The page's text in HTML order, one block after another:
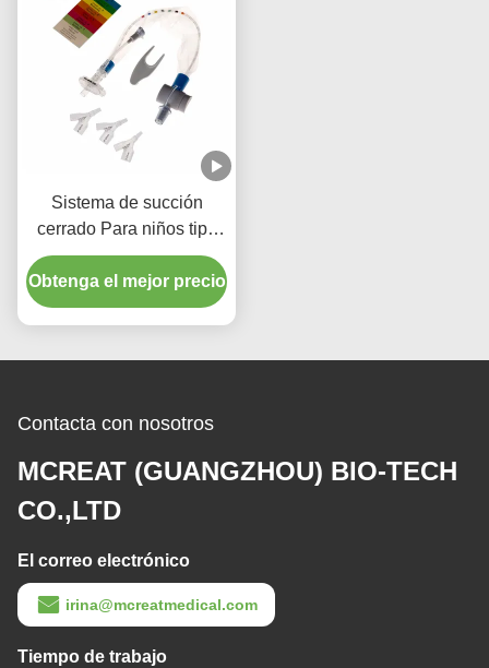
Sistema de succión
cerrado Para niños tipo
72H CSC Materiales
médicos desechables
Obtenga el mejor precio
Contacta con nosotros
MCREAT (GUANGZHOU) BIO-TECH
CO.,LTD
El correo electrónico
irina@mcreatmedical.com
Tiempo de trabajo